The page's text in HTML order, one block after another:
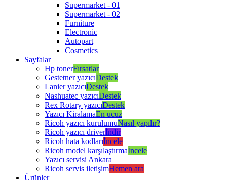
Supermarket - 01
Supermarket - 02
Furniture
Electronic
Autopart
Cosmetics
Sayfalar
Hp tonerFırsatlar
Gestetner yazıcıDestek
Lanier yazıcıDestek
Nashuatec yazıcıDestek
Rex Rotary yazıcıDestek
Yazıcı KiralamaEn ucuz
Ricoh yazıcı kurulumuNasıl yapılır?
Ricoh yazıcı driverİndir
Ricoh hata kodlarıİncele
Ricoh model karşılaştırmaİncele
Yazıcı servisi Ankara
Ricoh servis iletişimHemen ara
Ürünler